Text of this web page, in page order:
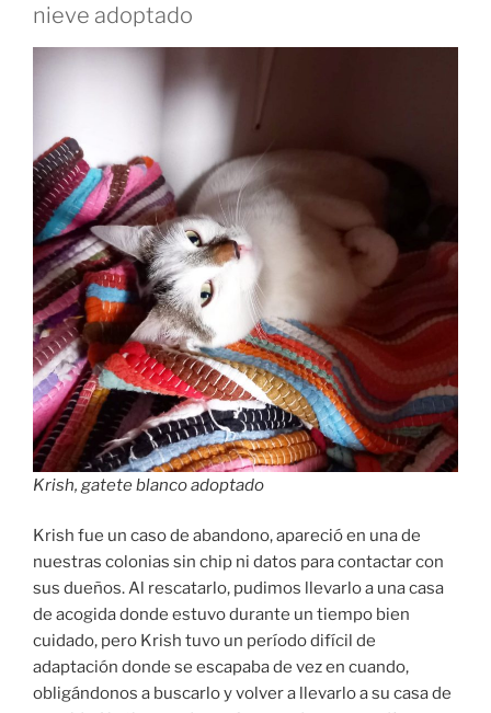
nieve adoptado
Krish, gatete blanco adoptado
Krish fue un caso de abandono, apareció en una de
nuestras colonias sin chip ni datos para contactar con
sus dueños. Al rescatarlo, pudimos llevarlo a una casa
de acogida donde estuvo durante un tiempo bien
cuidado, pero Krish tuvo un período difícil de
adaptación donde se escapaba de vez en cuando,
obligándonos a buscarlo y volver a llevarlo a su casa de